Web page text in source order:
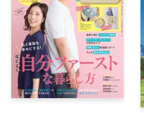
見える力を強化する「ガ
向ける機会をつくる
20-20-20のルールで、デ
小限にする
隙間時間にちょこちょこ
毎日の散歩が眼圧を下